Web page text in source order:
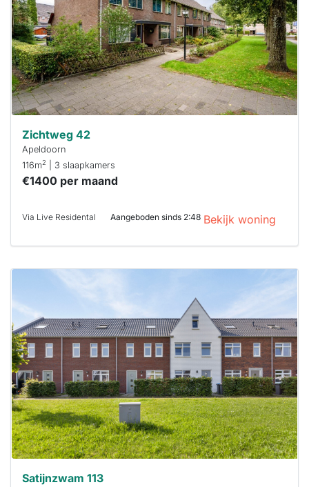
binnen 15
minuten
reageren.
Stekkies helpt
je hierbij!
Zichtweg 42
Apeldoorn
116m2 | 3 slaapkamers
€1400 per maand
Via Live Residental Aangeboden sinds 2:48 Bekijk woning
al verhuurd
Om kans te
maken moet je
binnen 15
minuten
reageren.
Stekkies helpt
je hierbij!
Satijnzwam 113